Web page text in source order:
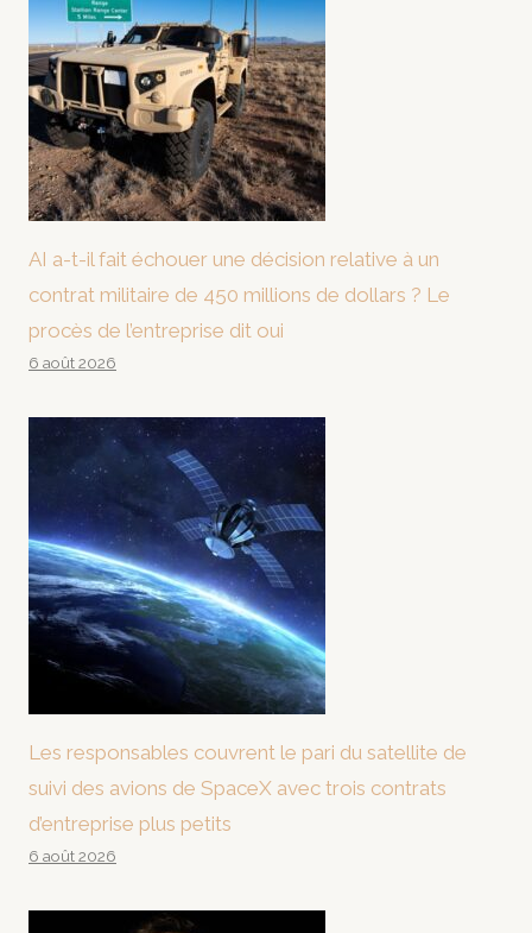
AI a-t-il fait échouer une décision relative à un
contrat militaire de 450 millions de dollars ? Le
procès de l’entreprise dit oui
6 août 2026
Les responsables couvrent le pari du satellite de
suivi des avions de SpaceX avec trois contrats
d’entreprise plus petits
6 août 2026